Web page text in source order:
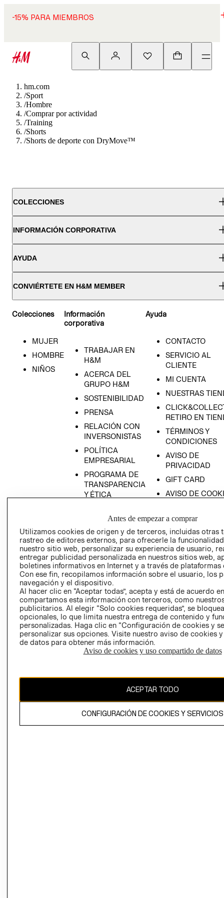
-15% PARA MIEMBROS
hm.com
/Sport
/Hombre
/Comprar por actividad
/Training
/Shorts
/Shorts de deporte con DryMove™
COLECCIONES
INFORMACIÓN CORPORATIVA
AYUDA
CONVIÉRTETE EN H&M MEMBER
Colecciones
MUJER
HOMBRE
NIÑOS
Información
corporativa
TRABAJAR EN
H&M
ACERCA DEL
GRUPO H&M
SOSTENIBILIDAD
PRENSA
RELACIÓN CON
INVERSONISTAS
POLÍTICA
EMPRESARIAL
PROGRAMA DE
TRANSPARENCIA
Y ÉTICA
PROGRAMA DE
TRANSPARENCIA
Y ÉTICA (INGLÉS)
Ayuda
CONTACTO
SERVICIO AL
CLIENTE
MI CUENTA
NUESTRAS
RETIRO EN
TÉRMINOS Y
CONDICIONES
AVISO DE
PRIVACIDAD
GIFT CARD
AVISO DE
DE INDUSTRIA Y
COMERCIO - SIC
PETICIONES
QUEJAS Y
RECLAMOS
Colombia ($)
CAMBIAR REGIÓN
El contenido de esta página web está protegido por copyright y es
propiedad de H&M Hennes & Mauritz AB.
Antes de empezar a comprar
Utilizamos cookies de origen y de terceros, incluidas otras
rastreo de editores externos, para ofrecerle la
nuestro sitio web, personalizar su experiencia de usuario,
entregar publicidad personalizada en nuestros sitios web,
boletines informativos en Internet y a través de plataformas
Con ese fin, recopilamos información sobre el usuario, los
navegación y el dispositivo.
Al hacer clic en “Aceptar todas”, acepta y está de acuerdo
compartamos esta información con terceros, como
publicitarios. Al elegir “Solo cookies requeridas”, se
opcionales, lo que limita nuestra entrega de contenido y
personalizadas. Haga clic en “Configuración de cookies y
personalizar sus opciones. Visite nuestro aviso de cookies
de datos para obtener más información.
Aviso de cookies y uso compartido de datos
ACEPTAR TODO
CONFIGURACIÓN DE COOKIES Y SERVICIOS